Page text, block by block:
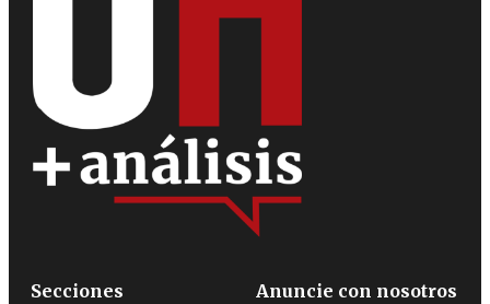
Secciones
Anuncie con nosotros